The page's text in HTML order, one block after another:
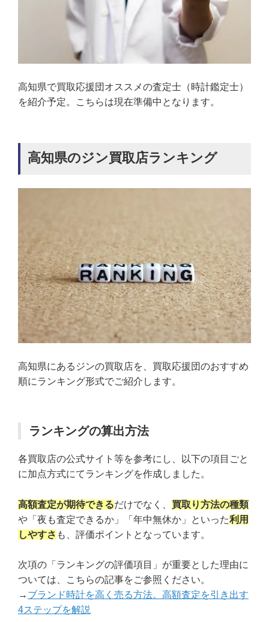
高知県で買取応援団オススメの査定士（時計鑑定士）
を紹介予定。こちらは現在準備中となります。
高知県のジン買取店ランキング
高知県にあるジンの買取店を、買取応援団のおすすめ
順にランキング形式でご紹介します。
ランキングの算出方法
各買取店の公式サイト等を参考にし、以下の項目ごと
に加点方式にてランキングを作成しました。
高額査定が期待できるだけでなく、 買取り方法の種類
や「夜も査定できるか」「年中無休か」といった利用
しやすさ も、評価ポイントとなっています。
次項の「ランキングの評価項目」が重要とした理由に
ついては、こちらの記事をご参照ください。
→ ブランド時計を高く売る方法。高額査定を引き出す
4ステップを解説